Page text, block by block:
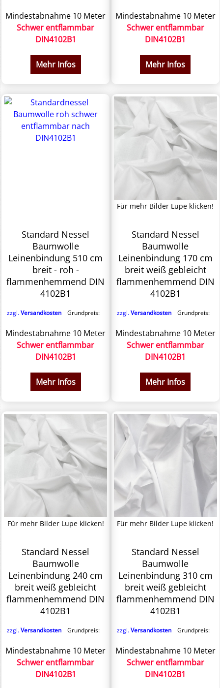
Mindestabnahme 10 Meter
Schwer entflammbar
DIN4102B1
Mehr Infos
Mindestabnahme 10 Meter
Schwer entflammbar
DIN4102B1
Mehr Infos
Standard Nessel
Baumwolle
Leinenbindung 510 cm
breit - roh -
flammenhemmend DIN
4102B1
zzgl.Versandkosten Grundpreis:
Mindestabnahme 10 Meter
Schwer entflammbar
DIN4102B1
Mehr Infos
Für mehr Bilder Lupe klicken!
Standard Nessel
Baumwolle
Leinenbindung 170 cm
breit weiß gebleicht
flammenhemmend DIN
4102B1
zzgl.Versandkosten Grundpreis:
Mindestabnahme 10 Meter
Schwer entflammbar
DIN4102B1
Mehr Infos
Für mehr Bilder Lupe klicken!
Standard Nessel
Baumwolle
Leinenbindung 240 cm
breit weiß gebleicht
flammenhemmend DIN
4102B1
zzgl.Versandkosten Grundpreis:
Mindestabnahme 10 Meter
Schwer entflammbar
DIN4102B1
Für mehr Bilder Lupe klicken!
Standard Nessel
Baumwolle
Leinenbindung 310 cm
breit weiß gebleicht
flammenhemmend DIN
4102B1
zzgl.Versandkosten Grundpreis:
Mindestabnahme 10 Meter
Schwer entflammbar
DIN4102B1